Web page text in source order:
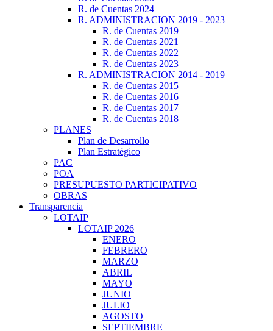
R. de Cuentas 2024
R. ADMINISTRACION 2019 - 2023
R. de Cuentas 2019
R. de Cuentas 2021
R. de Cuentas 2022
R. de Cuentas 2023
R. ADMINISTRACION 2014 - 2019
R. de Cuentas 2015
R. de Cuentas 2016
R. de Cuentas 2017
R. de Cuentas 2018
PLANES
Plan de Desarrollo
Plan Estratégico
PAC
POA
PRESUPUESTO PARTICIPATIVO
OBRAS
Transparencia
LOTAIP
LOTAIP 2026
ENERO
FEBRERO
MARZO
ABRIL
MAYO
JUNIO
JULIO
AGOSTO
SEPTIEMBRE